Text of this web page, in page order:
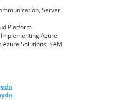
Server
Platform
Azure
Solutions, SAM